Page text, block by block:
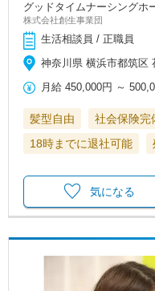
グッドタイムナーシングホ
株式会社創生事業団
生活相談員 / 正職員
神奈川県 横浜市都筑区
月給 450,000円 ～
髪型自由 社会保険完
18時までに退社可能
気になる